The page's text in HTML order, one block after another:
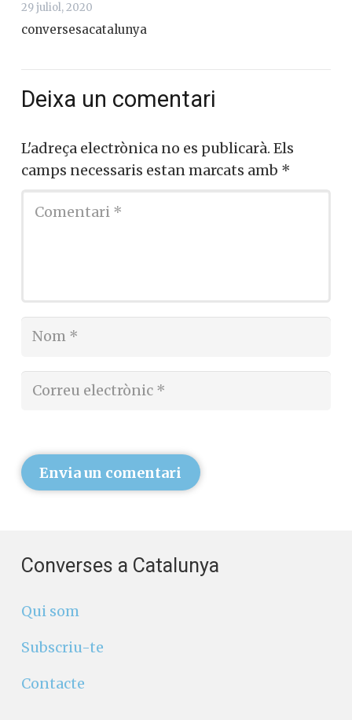
29 juliol, 2020
conversesacatalunya
Deixa un comentari
L'adreça electrònica no es publicarà. Els
camps necessaris estan marcats amb *
Envia un comentari
Converses a Catalunya
Qui som
Subscriu-te
Contacte